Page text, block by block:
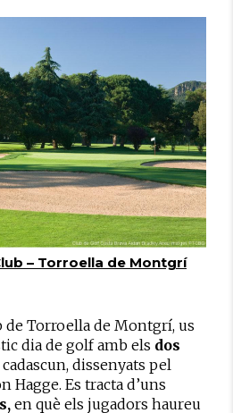
– Torroella de Montgrí
de Torroella de Montgrí, us
dia de golf amb els dos
cadascun, dissenyats pel
Hagge. Es tracta d’uns
en què els jugadors haureu